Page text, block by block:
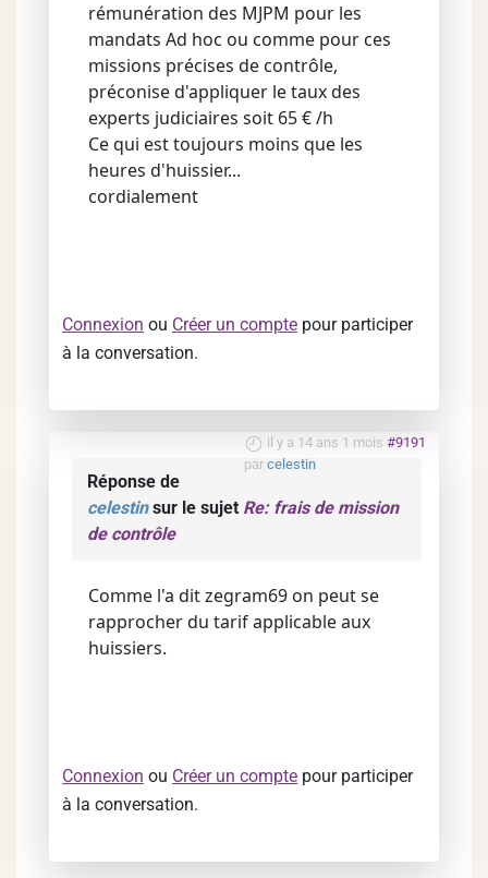
rémunération des MJPM pour les
mandats Ad hoc ou comme pour ces
missions précises de contrôle,
préconise d'appliquer le taux des
experts judiciaires soit 65 € /h
Ce qui est toujours moins que les
heures d'huissier...
cordialement
Connexion ou Créer un compte pour participer
à la conversation.
il y a 14 ans 1 mois #9191
par celestin
Réponse de
celestinsur le sujet Re: frais de mission
de contrôle
Comme l'a dit zegram69 on peut se
rapprocher du tarif applicable aux
huissiers.
Connexion ou Créer un compte pour participer
à la conversation.